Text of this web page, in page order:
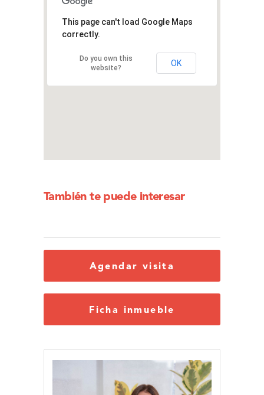
This page can't load Google Maps
correctly.
Do you own this
website?
OK
También te puede interesar
Agendar visita
Ficha inmueble